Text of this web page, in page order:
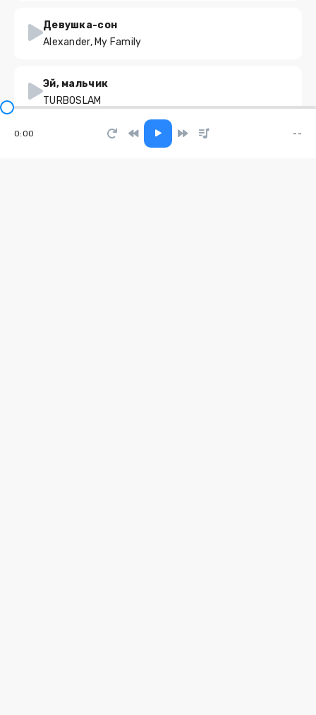
Девушка-сон
Alexander, My Family
Эй, мальчик
TURBOSLAM
0:00 --